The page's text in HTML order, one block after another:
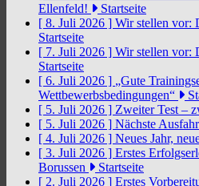
Ellenfeld!
Startseite
[ 8. Juli 2026 ] Wir stellen vor:
Startseite
[ 7. Juli 2026 ] Wir stellen vor:
Startseite
[ 6. Juli 2026 ] „Gute
Wettbewerbsbedingungen“
[ 5. Juli 2026 ] Zweiter Test –
[ 5. Juli 2026 ] Nächste
[ 4. Juli 2026 ] Neues Jahr,
[ 3. Juli 2026 ] Erstes
Borussen
Startseite
[ 2. Juli 2026 ] Erstes